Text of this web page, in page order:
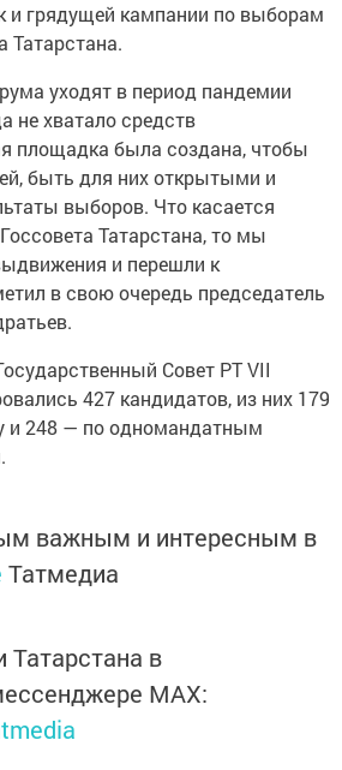
и грядущей кампании по выборам
Татарстана.
уходят в период пандемии
не хватало средств
площадка была создана, чтобы
быть для них открытыми и
выборов. Что касается
Татарстана, то мы
и перешли к
в свою очередь председатель
Совет РТ VII
427 кандидатов, из них 179
и 248 — по одномандатным
важным и интересным в
Татмедиа
Татарстана в
MАХ: